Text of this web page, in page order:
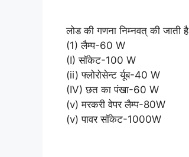
लोड की गणना निम्नवत् की जाती है
(1) लैम्प-60 W
(I) सॉकेट-100 W
(ii) फ्लोरोसेन्ट र्यूब-40 W
(IV) छत का पंखा-60 W
(v) मरकरी वेपर लैम्प-80W
(v) पावर सॉकेट-1000W